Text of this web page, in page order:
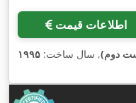
اطلاعات قیمت
دوم), سال ساخت: ۱۹۹۵